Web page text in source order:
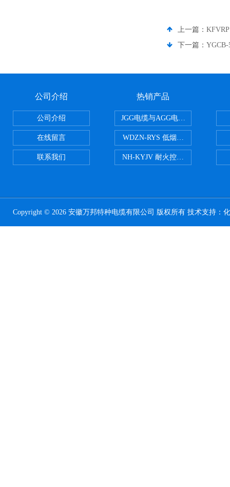
上一篇：
下一篇：
公司介绍
公司介绍
在线留言
联系我们
热销产品
JGG电缆与AGG电缆有什么区别
WDZN-RYS 低烟无卤耐火双绞线
NH-KYJV 耐火控制电缆
Copyright © 2026 安徽万邦特种电缆有限公司 版权所有 技术支持：